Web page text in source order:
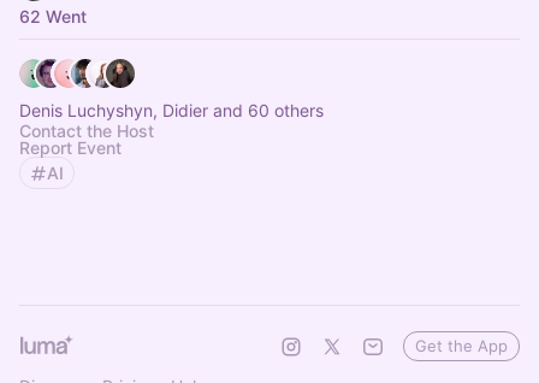
62 Went
Denis Luchyshyn, Didier and 60 others
Contact the Host
Report Event
AI
Get the App